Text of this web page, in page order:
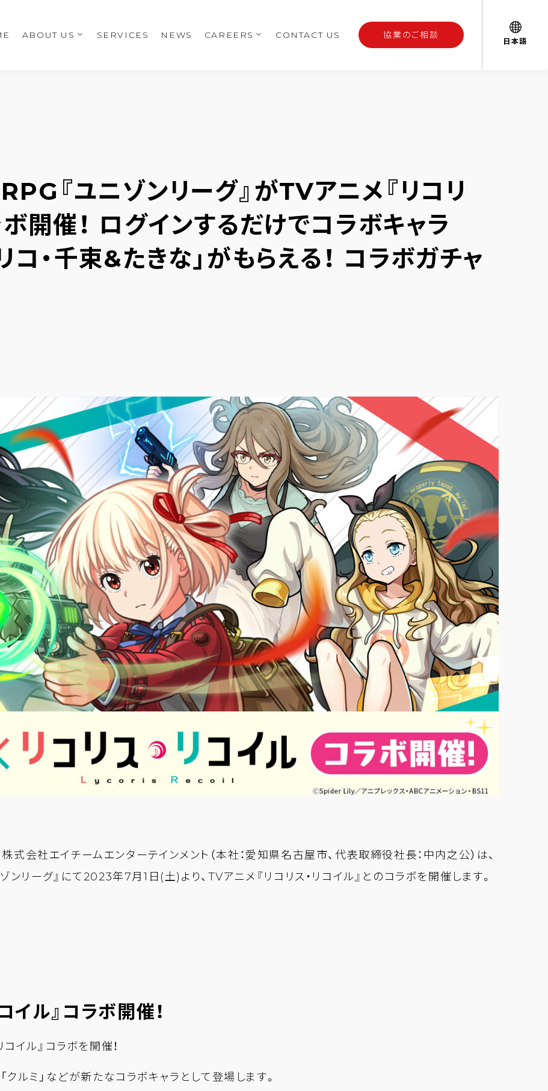
日本語
ABOUT US SERVICES NEWS CAREERS CONTACT US 協業のご相談
『ユニゾンリーグ』がTVアニメ『リコリ
ボ開催！ ログインするだけでコラボキャラ
・千束&たきな」がもらえる！ コラボガチャ
会社エイチームエンターテインメント（本社：愛知県名古屋市、代表取締役社長：中内之公）は、
リーグ』にて2023年7月1日(土)より、TVアニメ『リコリス・リコイル』とのコラボを開催します。
イル』コラボ開催！
コイル』コラボを開催！
クルミ」などが新たなコラボキャラとして登場します。